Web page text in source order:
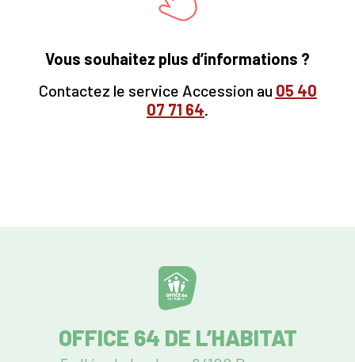
Vous souhaitez plus d’informations ?
Contactez le service Accession au 05 40
07 71 64.
OFFICE 64 DE L’HABITAT